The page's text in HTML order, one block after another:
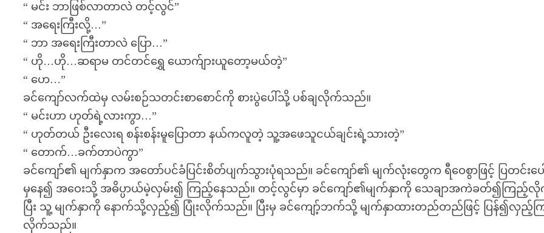
“ မင်း ဘာဖြစ်လာတာလဲ တင့်လွင်”
“ အရေးကြီးလို့…”
“ ဘာ အရေးကြီးတာလဲ ပြော…”
“ ဟို…ဟို…ဆရာမ တင်တင်ရွှေ ယောက်ျားယူတော့မယ်တဲ့”
“ ဟေ…”
ခင်ကျော်လက်ထဲမှ လမ်းစဉ်သတင်းစာစောင်ကို စားပွဲပေါ်သို့ ပစ်ချလိုက်သည်။
“ မင်းဟာ ဟုတ်ရဲ့လားကွာ…”
“ ဟုတ်တယ် ဦးလေးရ စန်းစန်းမူပြောတာ နယ်ကလူတဲ့ သူ့အဖေသူငယ်ချင်းရဲ့သားတဲ့”
“ တောက်…ခက်တာပဲကွာ”
ခင်ကျော်၏ မျက်နှာက အတော်ပင်ခံပြင်းစိတ်ပျက်သွားပုံရသည်။ ခင်ကျော်၏ မျက်လုံးတွေက ရီဝေစွာဖြင့် ပြတင်းပ
မှနေ၍ အဝေးသို့ အဓိပ္ပာယ်မဲ့လှမ်း၍ ကြည့်နေသည်။ တင့်လွင်မှာ ခင်ကျော်၏မျက်နှာကို သေချာအကဲခတ်၍ကြည့်
ပြီး သူ့ မျက်နှာကို နောက်သို့လှည့်၍ ပြုံးလိုက်သည်။ ပြီးမှ ခင်ကျော့်ဘက်သို့ မျက်နှာထားတည်တည်ဖြင့် ပြန်၍လှည့်
လိုက်သည်။